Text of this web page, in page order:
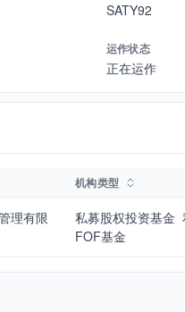
SATY92
运作状态
正在运作
机构类型
理有限
私募股权投资基金
FOF基金